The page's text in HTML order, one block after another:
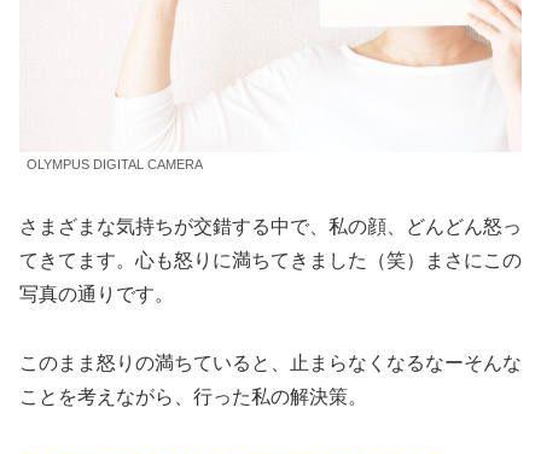
OLYMPUS DIGITAL CAMERA
さまざまな気持ちが交錯する中で、私の顔、どんどん怒っ
てきてます。心も怒りに満ちてきました（笑）まさにこの
写真の通りです。
このまま怒りの満ちていると、止まらなくなるなーそんな
ことを考えながら、行った私の解決策。